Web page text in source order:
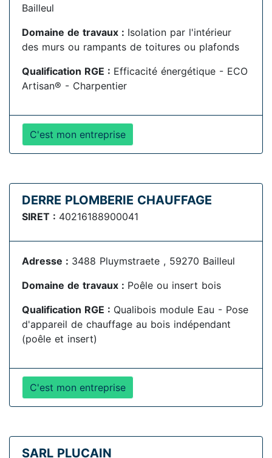
Bailleul
Domaine de travaux : Isolation par l'intérieur
des murs ou rampants de toitures ou plafonds
Qualification RGE : Efficacité énergétique - ECO
Artisan® - Charpentier
C'est mon entreprise
DERRE PLOMBERIE CHAUFFAGE
SIRET : 40216188900041
Adresse : 3488 Pluymstraete , 59270 Bailleul
Domaine de travaux : Poêle ou insert bois
Qualification RGE : Qualibois module Eau - Pose
d'appareil de chauffage au bois indépendant
(poêle et insert)
C'est mon entreprise
SARL PLUCAIN